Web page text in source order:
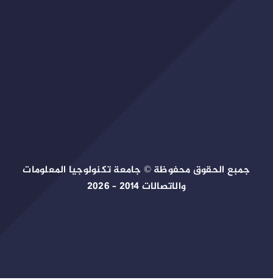
جمبع الحقوق محفوظة © جامعة تكنولوجيا المعلومات
والاتصالات 2014 – 2026